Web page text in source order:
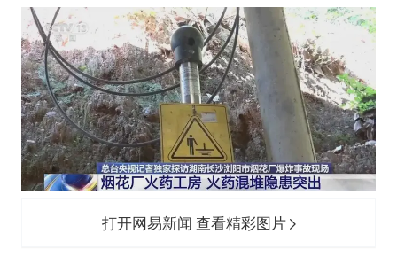
打开网易新闻 查看精彩图片